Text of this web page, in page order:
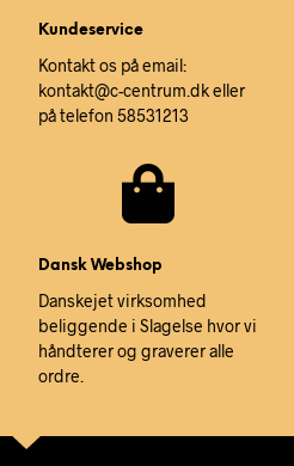
Kundeservice
Kontakt os på email:
kontakt@c-centrum.dk eller
på telefon 58531213
Dansk Webshop
Danskejet virksomhed
beliggende i Slagelse hvor vi
håndterer og graverer alle
ordre.